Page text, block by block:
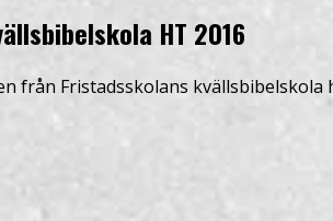
HT 2016
från Fristadsskolans kvällsbibelskola